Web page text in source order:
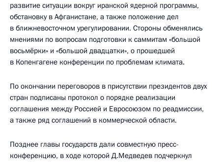
развитие ситуации вокруг иранской ядерной программы,
обстановку в Афганистане, а также положение дел
в ближневосточном урегулировании. Стороны обменялись
мнениями по вопросам подготовки к саммитам «большой
восьмёрки» и «большой двадцатки», о прошедшей
в Копенгагене конференции по проблемам климата.
По окончании переговоров в присутствии президентов двух
стран подписаны протокол о порядке реализации
соглашения между Россией и Евросоюзом по реадмиссии,
а также ряд соглашений в коммерческой области.
Позднее главы государств дали совместную пресс-
конференцию, в ходе которой Д.Медведев подчеркнул